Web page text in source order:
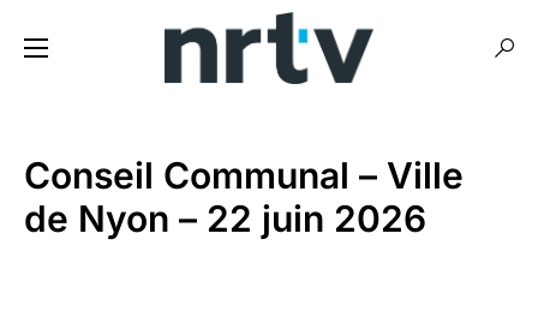
Conseil Communal – Ville
de Nyon – 22 juin 2026